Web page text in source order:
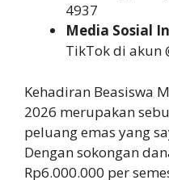
4937
Media Sosial
TikTok di akun
Kehadiran Beasiswa
2026 merupakan
peluang emas yang
Dengan sokongan
Rp6.000.000 per